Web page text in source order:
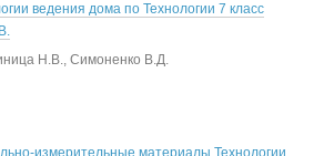
ведения дома по Технологии 7 класс
Н.В., Симоненко В.Д.
измерительные материалы Технологии